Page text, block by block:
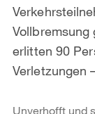
erlitten 90
Verletzungen
Unverhofft und